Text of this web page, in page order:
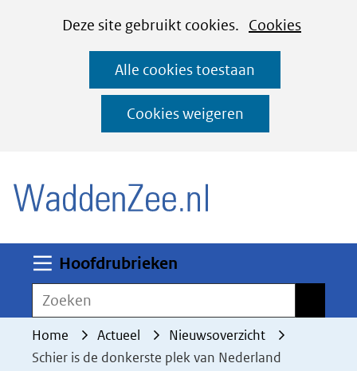
CookiesDeze site gebruikt cookies. Cookies
deze
worden
toegestaan
geweigerd.
Alle cookies toestaan
Cookies weigeren
Ga
naar
de
inhoud
Hoofdrubrieken
Zoeken
Home Actueel
Nieuwsoverzicht
Schier is de donkerste plek van Nederland